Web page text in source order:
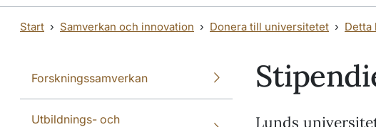
Start Samverkan och innovation Donera till universitetet Detta
Forskningssamverkan
Utbildnings- och
Lunds